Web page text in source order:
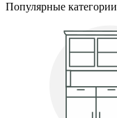
Популярные категории